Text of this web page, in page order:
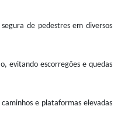
de pedestres em diversos
evitando escorregões e quedas
e plataformas elevadas